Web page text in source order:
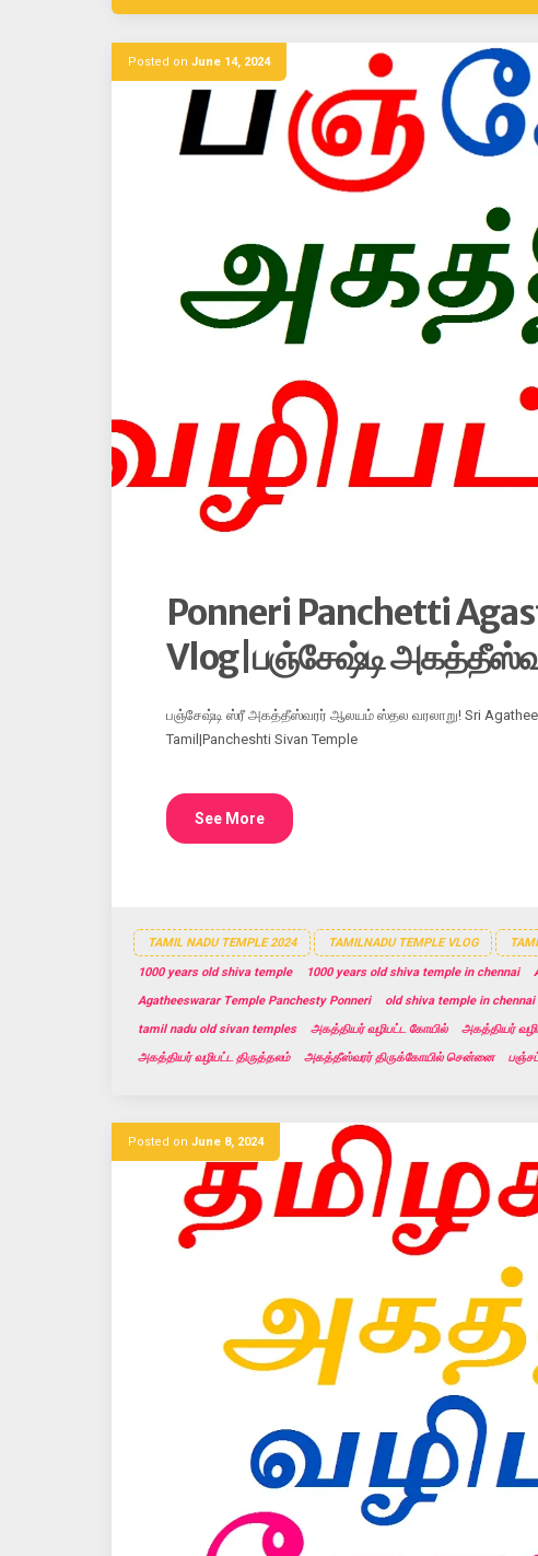
Posted on June 14, 2024
Ponneri Panchetti
Vlog|பஞ்சேஷ்டி
பஞ்சேஷ்டி ஸ்ரீ அகத்தீஸ்வரர் ஆலயம் ஸ்தல வரலாறு! Sri
Tamil|Pancheshti Sivan Temple
See More
TAMIL NADU TEMPLE 2024 TAMILNADU TEMPLE VLOG
1000 years old shiva temple 1000 years old shiva temple in chennai
Agatheeswarar Temple Panchesty Ponneri
old shiva temple in chennai
tamil nadu old sivan temples
அகத்தியர் வழிபட்ட கோயில் அகத்தியர்
அகத்தியர் வழிபட்ட திருத்தலம்
அகத்தீஸ்வரர் திருக்கோயில் சென்னை
Posted on June 8, 2024